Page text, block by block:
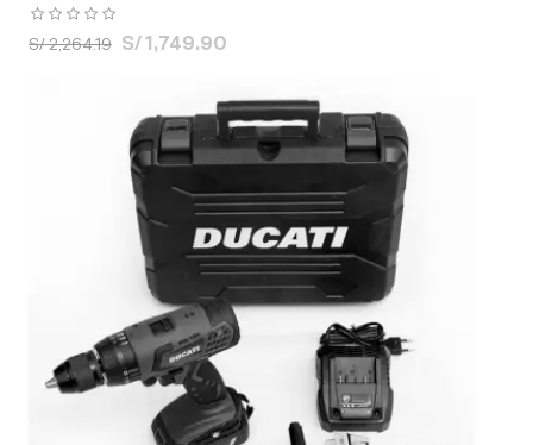
S/ 2,264.19 S/ 1,749.90